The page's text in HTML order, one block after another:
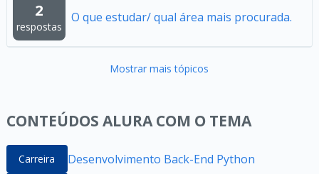
2
respostas
O que estudar/ qual área mais procurada.
Mostrar mais tópicos
CONTEÚDOS ALURA COM O TEMA
Carreira Desenvolvimento Back-End Python